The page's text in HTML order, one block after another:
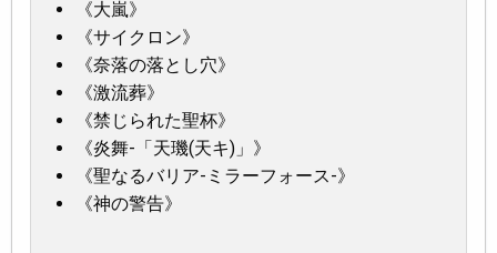
《大嵐》
《サイクロン》
《奈落の落とし穴》
《激流葬》
《禁じられた聖杯》
《炎舞-「天璣(天キ)」》
《聖なるバリア-ミラーフォース-》
《神の警告》